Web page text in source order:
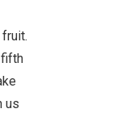
fifth
us